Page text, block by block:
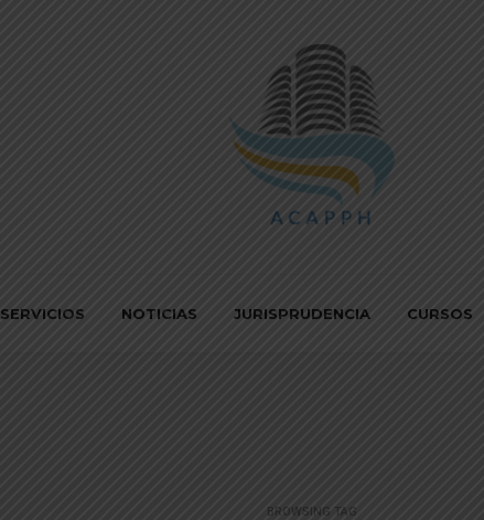
SERVICIOS NOTICIAS JURISPRUDENCIA CURSOS
BROWSING TAG